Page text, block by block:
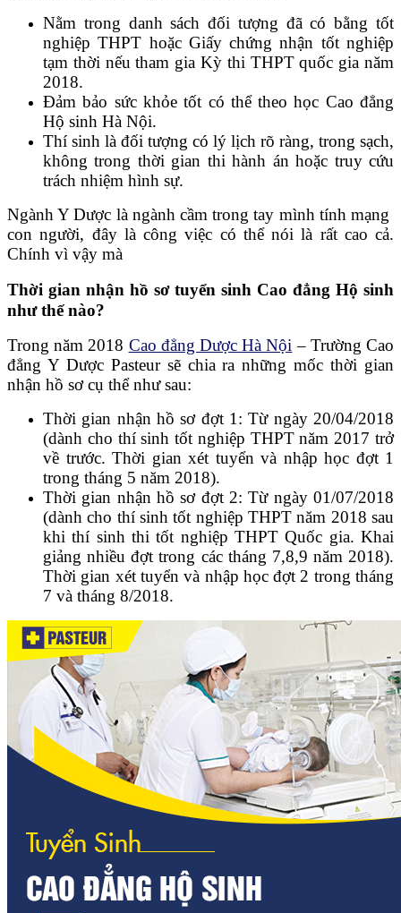
Nằm trong danh sách đối tượng đã có bằng tốt
nghiệp THPT hoặc Giấy chứng nhận tốt nghiệp
tạm thời nếu tham gia Kỳ thi THPT quốc gia năm
2018.
Đảm bảo sức khỏe tốt có thể theo học Cao đẳng
Hộ sinh Hà Nội.
Thí sinh là đối tượng có lý lịch rõ ràng, trong sạch,
không trong thời gian thi hành án hoặc truy cứu
trách nhiệm hình sự.
Ngành Y Dược là ngành cầm trong tay mình tính mạng
con người, đây là công việc có thể nói là rất cao cả.
Chính vì vậy mà
Thời gian nhận hồ sơ tuyển sinh Cao đẳng Hộ sinh
như thế nào?
Trong năm 2018 Cao đẳng Dược Hà Nội – Trường Cao
đẳng Y Dược Pasteur sẽ chia ra những mốc thời gian
nhận hồ sơ cụ thể như sau:
Thời gian nhận hồ sơ đợt 1: Từ ngày 20/04/2018
(dành cho thí sinh tốt nghiệp THPT năm 2017 trở
về trước. Thời gian xét tuyển và nhập học đợt 1
trong tháng 5 năm 2018).
Thời gian nhận hồ sơ đợt 2: Từ ngày 01/07/2018
(dành cho thí sinh tốt nghiệp THPT năm 2018 sau
khi thí sinh thi tốt nghiệp THPT Quốc gia. Khai
giảng nhiều đợt trong các tháng 7,8,9 năm 2018).
Thời gian xét tuyển và nhập học đợt 2 trong tháng
7 và tháng 8/2018.